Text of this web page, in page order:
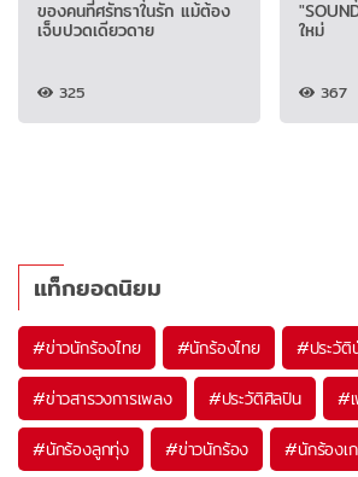
ของคนที่ศรัทธาในรัก แม้ต้อง
เจ็บปวดเดียวดาย
325
ใหม่
367
แท็กยอดนิยม
#ข่าวนักร้องไทย #นักร้องไทย #ประวั
#ข่าวสารวงการเพลง #ประวัติศิลปิน #
#นักร้องลูกทุ่ง #ข่าวนักร้อง #นักร้องเ